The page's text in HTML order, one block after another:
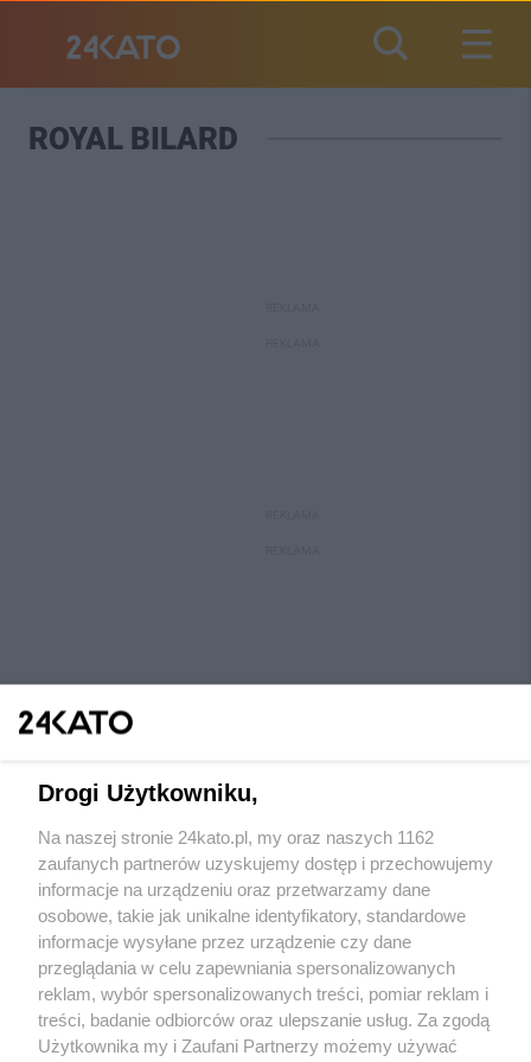
ROYAL BILARD
Wydawca mediów lokalnych
Nie zapomnij
zapoznać się z:
polityką prywatności regulamin korzystania z portali
Twojemiasto Skontaktuj sięz nami
Drogi Użytkowniku,
Na naszej stronie 24kato.pl, my oraz naszych 1162
zaufanych partnerów uzyskujemy dostęp i przechowujemy
informacje na urządzeniu oraz przetwarzamy dane
osobowe, takie jak unikalne identyfikatory, standardowe
informacje wysyłane przez urządzenie czy dane
przeglądania w celu zapewniania spersonalizowanych
reklam, wybór spersonalizowanych treści, pomiar reklam i
treści, badanie odbiorców oraz ulepszanie usług. Za zgodą
Użytkownika my i Zaufani Partnerzy możemy używać